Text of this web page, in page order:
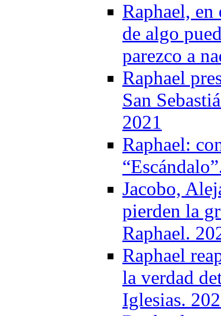
Raphael,
de algo
parezco a
Raphael
San
2021
Raphael:
Jacobo,
pierden la
Raphael.
Raphael
la verdad
Iglesias.